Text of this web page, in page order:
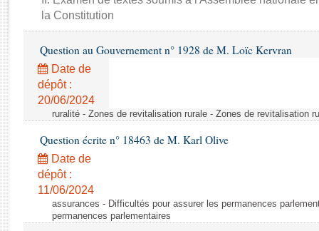
Rapports d'enquête
Rapports législatifs
Baromètre de l’application des lois
Dossiers législatifs
Budget et sécurité sociale
la Constitution
Question au Gouvernement n° 1928 de M. Loïc Kervran
Date de
dépôt :
20/06/2024
ruralité - Zones de revitalisation rurale - Zones de revitalisation
Question écrite n° 18463 de M. Karl Olive
Date de
dépôt :
11/06/2024
assurances - Difficultés pour assurer les permanences
permanences parlementaires